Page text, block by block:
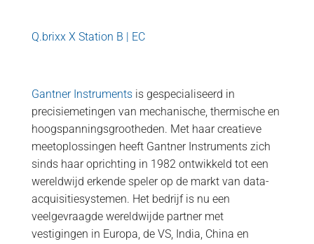
Q.brixx X Station B | EC
Gantner Instrumentsis gespecialiseerd in
precisiemetingen van mechanische, thermische en
hoogspanningsgrootheden. Met haar creatieve
meetoplossingen heeft Gantner Instruments zich
sinds haar oprichting in 1982 ontwikkeld tot een
wereldwijd erkende speler op de markt van data-
acquisitiesystemen. Het bedrijf is nu een
veelgevraagde wereldwijde partner met
vestigingen in Europa, de VS, India, China en